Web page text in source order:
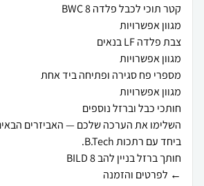
השלימו את הערכה שלכם — האביזרים